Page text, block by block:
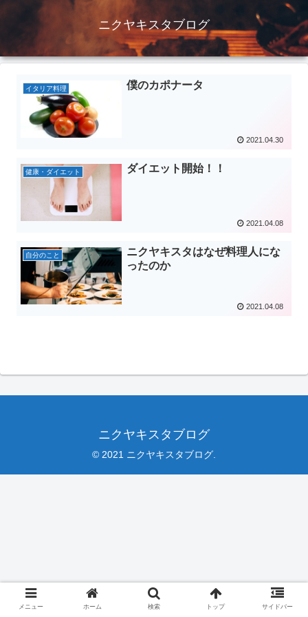
ニクヤキスタブログ
イタリア料理 僕のカポナータ
2021.04.30
健康・ダイエット ダイエット開始！！
2021.04.08
自分のこと
ニクヤキスタはなぜ料理人にな
ったのか
2021.04.08
ニクヤキスタブログ
© 2021 ニクヤキスタブログ.
メニュー ホーム 検索 トップ サイドバー